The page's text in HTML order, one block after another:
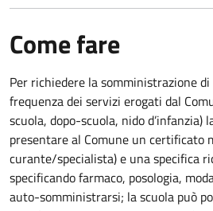
Come fare
Per richiedere la somministrazione
frequenza dei servizi erogati dal
scuola, dopo-scuola, nido d’infanzia)
presentare al Comune un certificato
curante/specialista) e una specifica
specificando farmaco, posologia,
auto-somministrarsi; la scuola può